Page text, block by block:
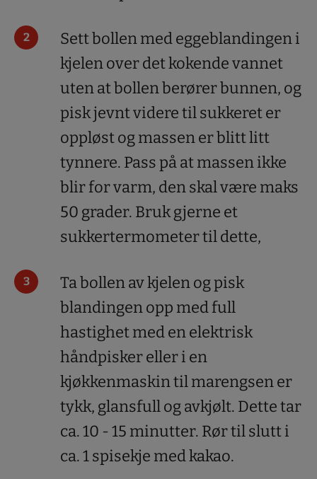
Sett bollen med eggeblandingen i
kjelen over det kokende vannet
uten at bollen berører bunnen, og
pisk jevnt videre til sukkeret er
oppløst og massen er blitt litt
tynnere. Pass på at massen ikke
blir for varm, den skal være maks
50 grader. Bruk gjerne et
sukkertermometer til dette,
Ta bollen av kjelen og pisk
blandingen opp med full
hastighet med en elektrisk
håndpisker eller i en
kjøkkenmaskin til marengsen er
tykk, glansfull og avkjølt. Dette tar
ca. 10 - 15 minutter. Rør til slutt i
ca. 1 spisekje med kakao.